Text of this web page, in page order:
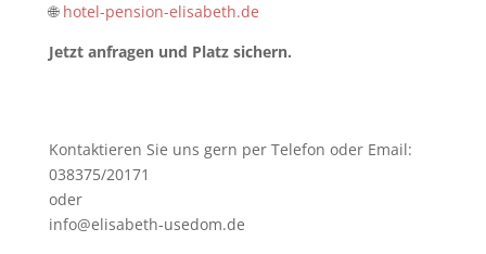
🌐 hotel-pension-elisabeth.de
Jetzt anfragen und Platz sichern.
Kontaktieren Sie uns gern per Telefon oder Email:
038375/20171
oder
info@elisabeth-usedom.de